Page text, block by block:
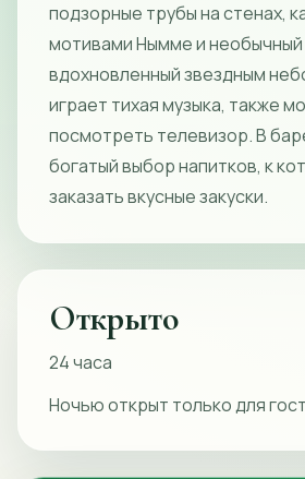
подзорные трубы на стенах,
мотивами Нымме и
вдохновленный звездным
играет тихая музыка, также
посмотреть телевизор. В
богатый выбор напитков, к
заказать вкусные закуски.
Открыто
24 часа
Ночью открыт только для